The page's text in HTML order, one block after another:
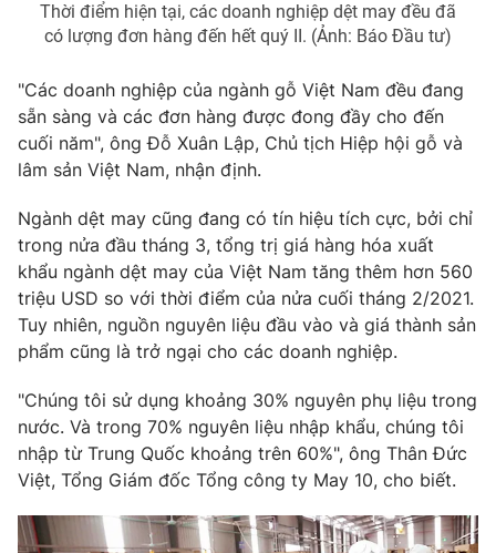
VTV Money VTV Thể thao
VTV Sức khoẻ Bất động sản
Thị trường 24h Tấm lòng Việt
VTV4 Vươn mình bằng AI
VTV9 VTV8
Liên hệ tòa soạn English
THỜI BÁO VTV
Thời điểm hiện tại, các doanh nghiệp dệt may đều đã
có lượng đơn hàng đến hết quý II. (Ảnh: Báo Đầu tư)
"Các doanh nghiệp của ngành gỗ Việt Nam đều đang
sẵn sàng và các đơn hàng được đong đầy cho đến
cuối năm", ông Đỗ Xuân Lập, Chủ tịch Hiệp hội gỗ và
lâm sản Việt Nam, nhận định.
Ngành dệt may cũng đang có tín hiệu tích cực, bởi chỉ
trong nửa đầu tháng 3, tổng trị giá hàng hóa xuất
khẩu ngành dệt may của Việt Nam tăng thêm hơn 560
triệu USD so với thời điểm của nửa cuối tháng 2/2021.
Tuy nhiên, nguồn nguyên liệu đầu vào và giá thành sản
phẩm cũng là trở ngại cho các doanh nghiệp.
"Chúng tôi sử dụng khoảng 30% nguyên phụ liệu trong
nước. Và trong 70% nguyên liệu nhập khẩu, chúng tôi
nhập từ Trung Quốc khoảng trên 60%", ông Thân Đức
Việt, Tổng Giám đốc Tổng công ty May 10, cho biết.